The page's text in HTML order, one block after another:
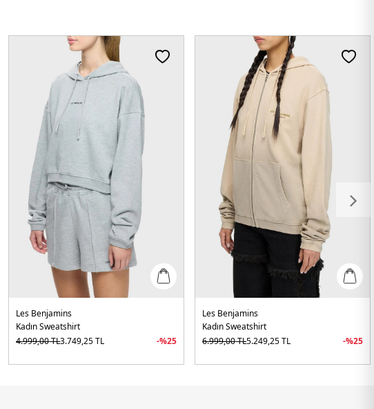
Les Benjamins
Kadın Sweatshirt
4.999,00TL3.749,25TL -%25
Les Benjamins
Kadın Sweatshirt
6.999,00TL5.249,25TL -%25